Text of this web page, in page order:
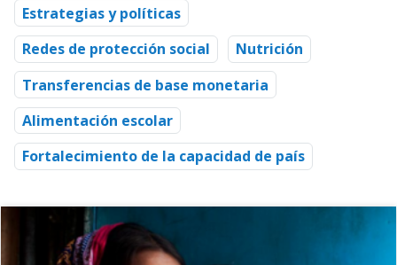
Estrategias y políticas
Redes de protección social
Nutrición
Transferencias de base monetaria
Alimentación escolar
Fortalecimiento de la capacidad de país